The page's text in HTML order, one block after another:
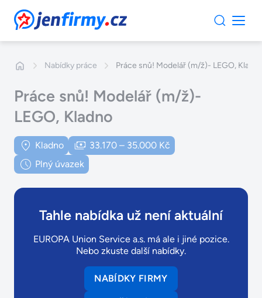
JenFirmy.cz
Nabídky práce Práce snů! Modelář (m/ž)- LEGO,
Práce snů! Modelář (m/ž)-
LEGO, Kladno
Kladno
33.170 – 35.000 Kč
Plný úvazek
Tahle nabídka už není aktuální
EUROPA Union Service a.s. má ale i jiné pozice.
Nebo zkuste další nabídky.
NABÍDKY FIRMY